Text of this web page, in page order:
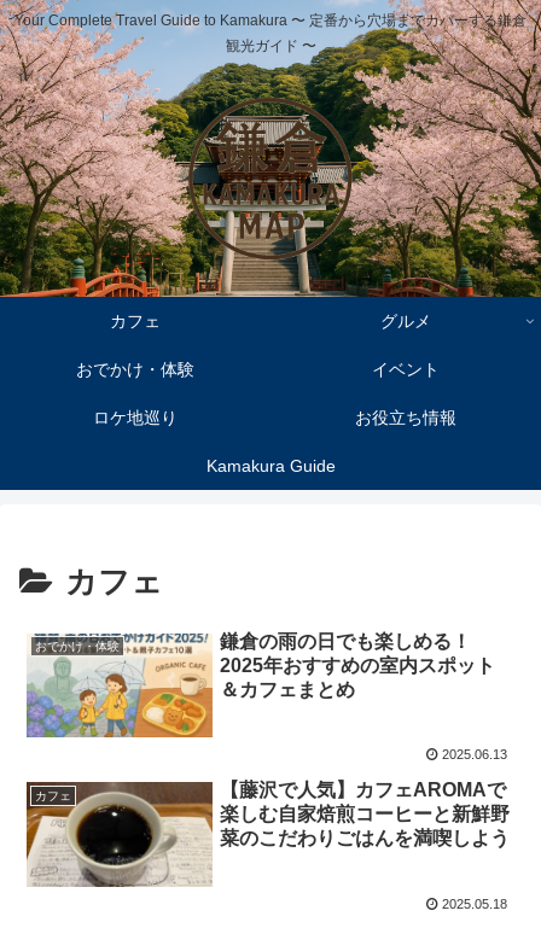
Your Complete Travel Guide to Kamakura 〜 定番から穴場までカバーする鎌倉
観光ガイド 〜
カフェ グルメ
おでかけ・体験 イベント
ロケ地巡り お役立ち情報
Kamakura Guide
カフェ
おでかけ・体験
鎌倉の雨の日でも楽しめる！
2025年おすすめの室内スポット
＆カフェまとめ
2025.06.13
カフェ
【藤沢で人気】カフェAROMAで
楽しむ自家焙煎コーヒーと新鮮野
菜のこだわりごはんを満喫しよう
2025.05.18